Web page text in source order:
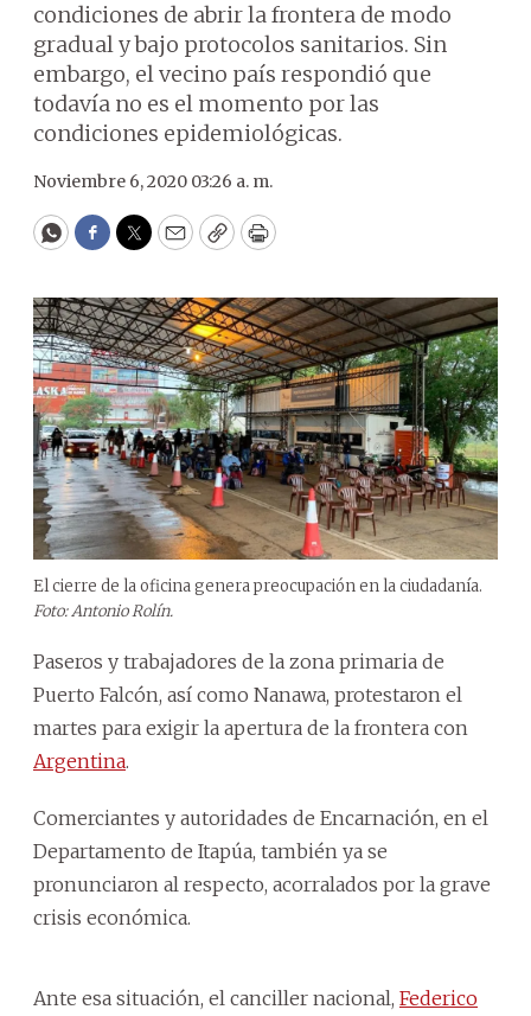
condiciones de abrir la frontera de modo
gradual y bajo protocolos sanitarios. Sin
embargo, el vecino país respondió que
todavía no es el momento por las
condiciones epidemiológicas.
Noviembre 6, 2020 03:26 a. m.
WhatsApp
Facebook
Twitter
EmailCopyPrint
El cierre de la oficina genera preocupación en la ciudadanía.
Foto: Antonio Rolín.
Paseros y trabajadores de la zona primaria de
Puerto Falcón, así como Nanawa, protestaron el
martes para exigir la apertura de la frontera con
Argentina.
Comerciantes y autoridades de Encarnación, en el
Departamento de Itapúa, también ya se
pronunciaron al respecto, acorralados por la grave
crisis económica.
Ante esa situación, el canciller nacional, Federico